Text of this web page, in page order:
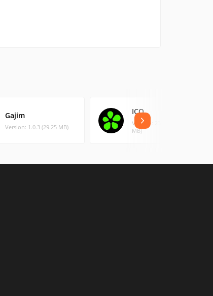
Gajim
Version: 1.0.3 (29.25 MB)
ICQ
Version: 23.2.0.4 (103.88
MB)